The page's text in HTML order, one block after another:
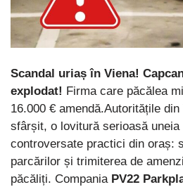
Scandal uriaș în Viena!
explodat! Firma care păcălea
16.000 € amendă.Autoritățile
sfârșit, o lovitură serioasă uneia
controversate practici din oraș:
parcărilor și trimiterea de
păcăliți. Compania PV22